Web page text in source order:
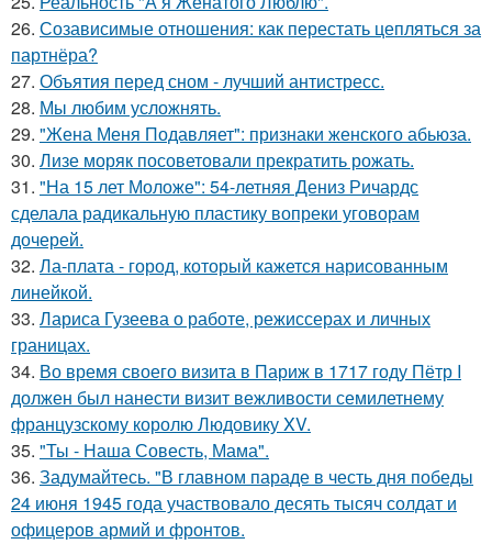
26. Созависимые отношения: как перестать цепляться за
партнёра?
27. Объятия перед сном - лучший антистресс.
28. Мы любим усложнять.
29. "Жена Меня Подавляет": признаки женского абьюза.
30. Лизе моряк посоветовали прекратить рожать.
31. "На 15 лет Моложе": 54-летняя Дениз Ричардс
сделала радикальную пластику вопреки уговорам
дочерей.
32. Ла-плата - город, который кажется нарисованным
линейкой.
33. Лариса Гузеева о работе, режиссерах и личных
границах.
34. Во время своего визита в Париж в 1717 году Пётр I
должен был нанести визит вежливости семилетнему
французскому королю Людовику XV.
35. "Ты - Наша Совесть, Мама".
36. Задумайтесь. "В главном параде в честь дня победы
24 июня 1945 года участвовало десять тысяч солдат и
офицеров армий и фронтов.